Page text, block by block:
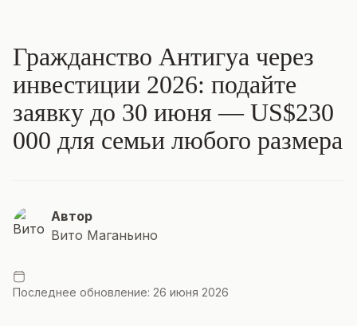
Гражданство Антигуа через
инвестиции 2026: подайте
заявку до 30 июня — US$230
000 для семьи любого размера
Автор
Вито Маганьино
Последнее обновление: 26 июня 2026